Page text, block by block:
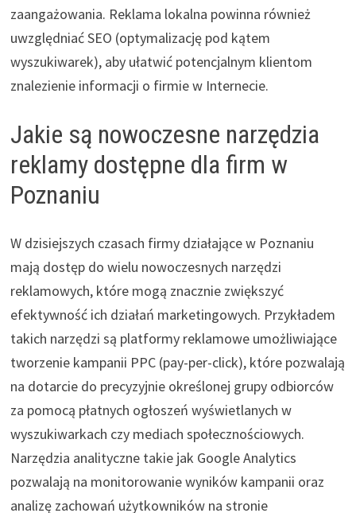
zaangażowania. Reklama lokalna powinna również
uwzględniać SEO (optymalizację pod kątem
wyszukiwarek), aby ułatwić potencjalnym klientom
znalezienie informacji o firmie w Internecie.
Jakie są nowoczesne narzędzia
reklamy dostępne dla firm w
Poznaniu
W dzisiejszych czasach firmy działające w Poznaniu
mają dostęp do wielu nowoczesnych narzędzi
reklamowych, które mogą znacznie zwiększyć
efektywność ich działań marketingowych. Przykładem
takich narzędzi są platformy reklamowe umożliwiające
tworzenie kampanii PPC (pay-per-click), które pozwalają
na dotarcie do precyzyjnie określonej grupy odbiorców
za pomocą płatnych ogłoszeń wyświetlanych w
wyszukiwarkach czy mediach społecznościowych.
Narzędzia analityczne takie jak Google Analytics
pozwalają na monitorowanie wyników kampanii oraz
analizę zachowań użytkowników na stronie